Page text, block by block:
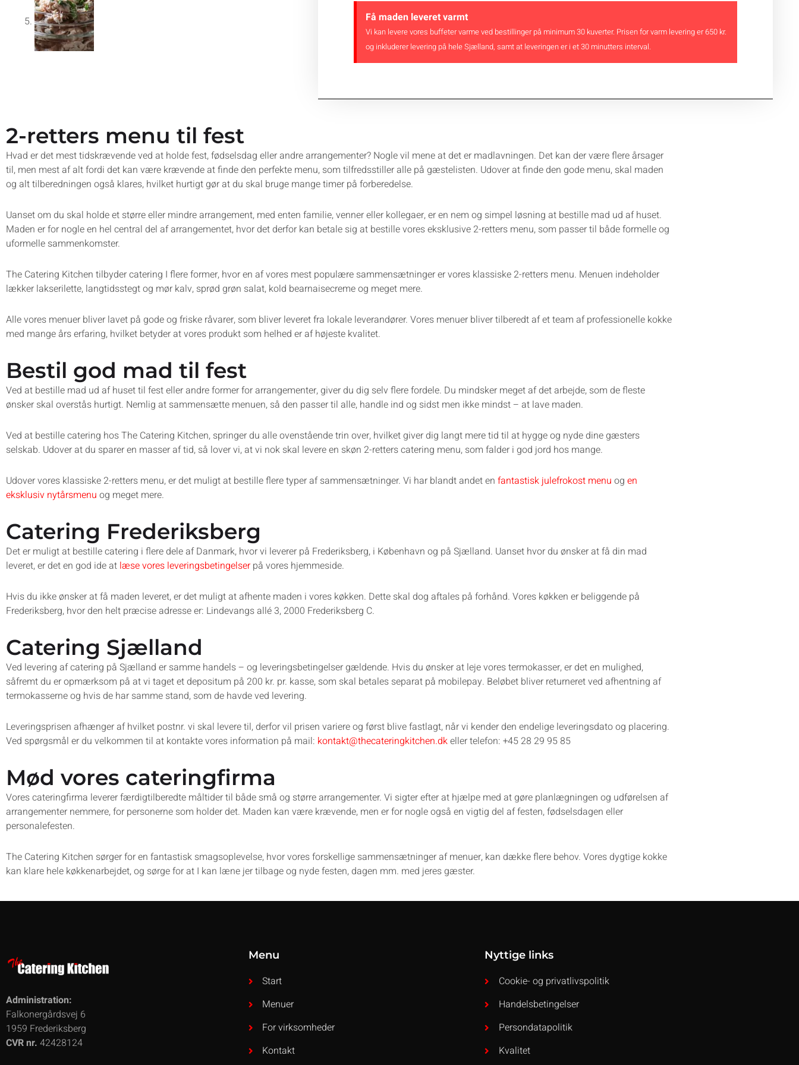
Få maden leveret varmt
Vi kan levere vores buffeter varme ved bestillinger på minimum 30 kuverter. Prisen for varm levering er 650 kr.
og inkluderer levering på hele Sjælland, samt at leveringen er i et 30 minutters interval.
2-retters menu til fest
Hvad er det mest tidskrævende ved at holde fest, fødselsdag eller andre arrangementer? Nogle vil mene at det er madlavningen. Det kan der være flere årsager
til, men mest af alt fordi det kan være krævende at finde den perfekte menu, som tilfredsstiller alle på gæstelisten. Udover at finde den gode menu, skal maden
og alt tilberedningen også klares, hvilket hurtigt gør at du skal bruge mange timer på forberedelse.
Uanset om du skal holde et større eller mindre arrangement, med enten familie, venner eller kollegaer, er en nem og simpel løsning at bestille mad ud af huset.
Maden er for nogle en hel central del af arrangementet, hvor det derfor kan betale sig at bestille vores eksklusive 2-retters menu, som passer til både formelle og
uformelle sammenkomster.
The Catering Kitchen tilbyder catering I flere former, hvor en af vores mest populære sammensætninger er vores klassiske 2-retters menu. Menuen indeholder
lækker lakserilette, langtidsstegt og mør kalv, sprød grøn salat, kold bearnaisecreme og meget mere.
Alle vores menuer bliver lavet på gode og friske råvarer, som bliver leveret fra lokale leverandører. Vores menuer bliver tilberedt af et team af professionelle kokke
med mange års erfaring, hvilket betyder at vores produkt som helhed er af højeste kvalitet.
Bestil god mad til fest
Ved at bestille mad ud af huset til fest eller andre former for arrangementer, giver du dig selv flere fordele. Du mindsker meget af det arbejde, som de fleste
ønsker skal overstås hurtigt. Nemlig at sammensætte menuen, så den passer til alle, handle ind og sidst men ikke mindst – at lave maden.
Ved at bestille catering hos The Catering Kitchen, springer du alle ovenstående trin over, hvilket giver dig langt mere tid til at hygge og nyde dine gæsters
selskab. Udover at du sparer en masser af tid, så lover vi, at vi nok skal levere en skøn 2-retters catering menu, som falder i god jord hos mange.
Udover vores klassiske 2-retters menu, er det muligt at bestille flere typer af sammensætninger. Vi har blandt andet en fantastisk julefrokost menu og en
eksklusiv nytårsmenu og meget mere.
Catering Frederiksberg
Det er muligt at bestille catering i flere dele af Danmark, hvor vi leverer på Frederiksberg, i København og på Sjælland. Uanset hvor du ønsker at få din mad
leveret, er det en god ide at læse vores leveringsbetingelser på vores hjemmeside.
Hvis du ikke ønsker at få maden leveret, er det muligt at afhente maden i vores køkken. Dette skal dog aftales på forhånd. Vores køkken er beliggende på
Frederiksberg, hvor den helt præcise adresse er: Lindevangs allé 3, 2000 Frederiksberg C.
Catering Sjælland
Ved levering af catering på Sjælland er samme handels – og leveringsbetingelser gældende. Hvis du ønsker at leje vores termokasser, er det en mulighed,
såfremt du er opmærksom på at vi taget et depositum på 200 kr. pr. kasse, som skal betales separat på mobilepay. Beløbet bliver returneret ved afhentning af
termokasserne og hvis de har samme stand, som de havde ved levering.
Leveringsprisen afhænger af hvilket postnr. vi skal levere til, derfor vil prisen variere og først blive fastlagt, når vi kender den endelige leveringsdato og placering.
Ved spørgsmål er du velkommen til at kontakte vores information på mail: kontakt@thecateringkitchen.dkeller telefon: +45 28 29 95 85
Mød vores cateringfirma
Vores cateringfirma leverer færdigtilberedte måltider til både små og større arrangementer. Vi sigter efter at hjælpe med at gøre planlægningen og udførelsen af
arrangementer nemmere, for personerne som holder det. Maden kan være krævende, men er for nogle også en vigtig del af festen, fødselsdagen eller
personalefesten.
The Catering Kitchen sørger for en fantastisk smagsoplevelse, hvor vores forskellige sammensætninger af menuer, kan dække flere behov. Vores dygtige kokke
kan klare hele køkkenarbejdet, og sørge for at I kan læne jer tilbage og nyde festen, dagen mm. med jeres gæster.
Administration:
Falkonergårdsvej 6
1959 Frederiksberg
CVR nr. 42428124
Menu
Start
Menuer
For virksomheder
Kontakt
Nyttige links
Cookie- og privatlivspolitik
Handelsbetingelser
Persondatapolitik
Kvalitet